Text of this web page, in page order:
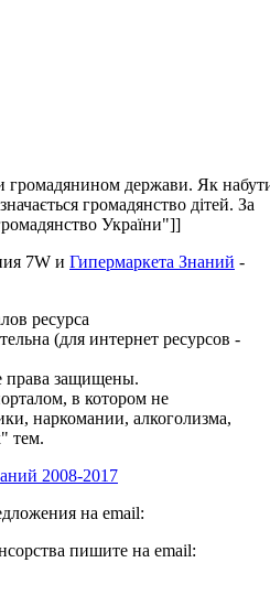
громадянином держави. Як
громадянство дітей. За
України"]]
7W и Гипермаркета Знаний -
ресурса
(для интернет ресурсов -
права защищены.
в котором не
наркомании, алкоголизма,
тем.
2008-2017
на email:
пишите на email: